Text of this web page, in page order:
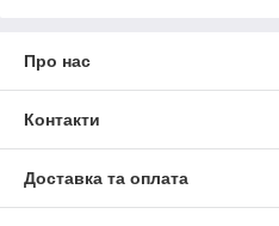
Про нас
Контакти
Доставка та оплата